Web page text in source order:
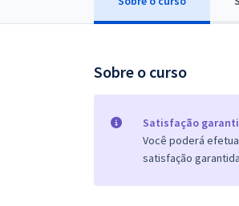
Questões grátis
Sobre o curso
Satisfação
Você poderá
satisfação